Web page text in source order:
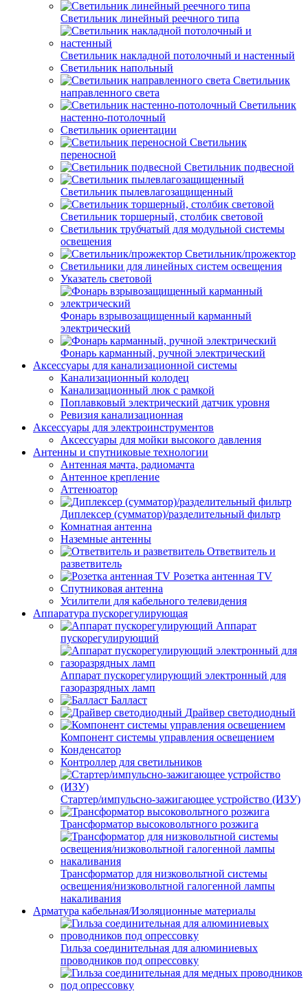
Светильник линейный реечного типа
Светильник накладной потолочный и настенный
Светильник напольный
Светильник
направленного света
Светильник
настенно-потолочный
Светильник ориентации
Светильник
переносной
Светильник подвесной
Светильник пылевлагозащищенный
Светильник торшерный, столбик световой
Светильник трубчатый для модульной системы
освещения
Светильник/прожектор
Светильники для линейных систем освещения
Указатель световой
Фонарь взрывозащищенный карманный
электрический
Фонарь карманный, ручной электрический
Аксессуары для канализационной системы
Канализационный колодец
Канализационный люк с рамкой
Поплавковый электрический датчик уровня
Ревизия канализационная
Аксессуары для электроинструментов
Аксессуары для мойки высокого давления
Антенны и спутниковые технологии
Антенная мачта, радиомачта
Антенное крепление
Аттенюатор
Диплексер (сумматор)/разделительный фильтр
Комнатная антенна
Наземные антенны
Ответвитель и
разветвитель
Розетка антенная TV
Спутниковая антенна
Усилители для кабельного телевидения
Аппаратура пускорегулирующая
Аппарат
пускорегулирующий
Аппарат пускорегулирующий электронный для
газоразрядных ламп
Балласт
Драйвер светодиодный
Компонент системы управления освещением
Конденсатор
Контроллер для светильников
Стартер/импульсно-зажигающее устройство (ИЗУ)
Трансформатор высоковольтного розжига
Трансформатор для низковольтной системы
освещения/низковольтной галогенной лампы
накаливания
Арматура кабельная/Изоляционные материалы
Гильза соединительная для алюминиевых
проводников под опрессовку